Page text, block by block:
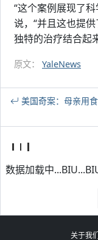
“这个案例展现了
说，“并且这也提
独特的治疗结合起
原文： YaleNews
美国奇案：母亲用
数据加载中
关于我们